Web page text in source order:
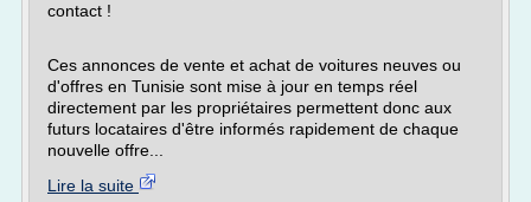
contact !
Ces annonces de vente et achat de voitures neuves ou
d'offres en Tunisie sont mise à jour en temps réel
directement par les propriétaires permettent donc aux
futurs locataires d'être informés rapidement de chaque
nouvelle offre...
Lire la suite